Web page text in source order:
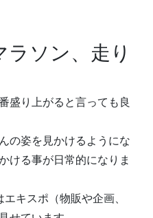
TELする
ソン、走り
盛り上がると言っても良
の姿を見かけるようにな
ける事が日常的になりま
キスポ（物販や企画、